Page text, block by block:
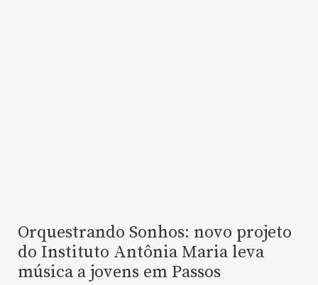
Orquestrando Sonhos: novo projeto
do Instituto Antônia Maria leva
música a jovens em Passos